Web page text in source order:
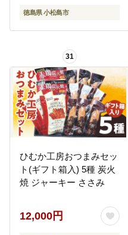
ス タンパク質 プロテイ
鶏 とり 肉 鳥肉 とりにく
め グルメ 冷凍 徳島県
徳島県 小松島市
31
ひむか工房おつまみセッ
ト(ギフト箱入) 5種 炭火
焼 ジャーキー ささみ
12,000円